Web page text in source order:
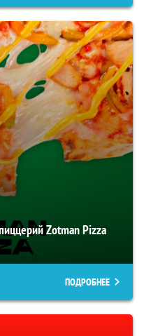
Zotman Pizza
ПОДРОБНЕЕ